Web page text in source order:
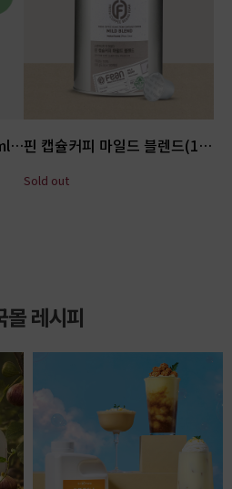
콜드브루 커피베이스 (900ml x 6ea) 핀 캡슐커피 마일드 블렌드(100입)
Sold out
몰 레시피